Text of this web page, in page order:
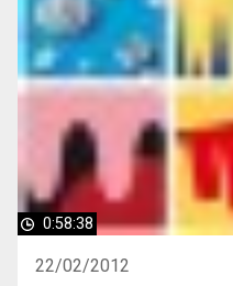
0:58:38
22/02/2012